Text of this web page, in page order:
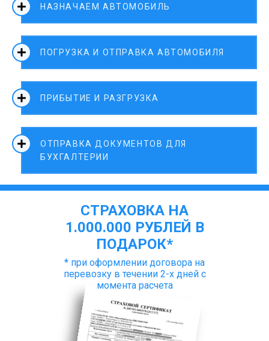
НАЗНАЧАЕМ АВТОМОБИЛЬ
ПОГРУЗКА И ОТПРАВКА АВТОМОБИЛЯ
ПРИБЫТИЕ И РАЗГРУЗКА
ОТПРАВКА ДОКУМЕНТОВ ДЛЯ
БУХГАЛТЕРИИ
СТРАХОВКА НА
1.000.000 РУБЛЕЙ В
ПОДАРОК*
* при оформлении договора на
перевозку в течении 2-х дней с
момента расчета